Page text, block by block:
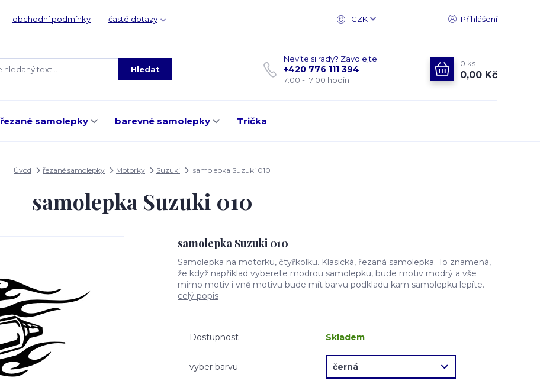
obchodní podmínky časté dotazy CZK Přihlášení
Hledat
Nevíte si rady? Zavolejte.
+420 776 111 394
7:00 - 17:00 hodin
0 ks
0,00 Kč
řezané samolepky barevné samolepky Trička
Úvod řezané samolepky Motorky Suzuki samolepka Suzuki 010
samolepka Suzuki 010
samolepka Suzuki 010
Samolepka na motorku, čtyřkolku. Klasická, řezaná samolepka. To znamená,
že když například vyberete modrou samolepku, bude motiv modrý a vše
mimo motiv i vně motivu bude mít barvu podkladu kam samolepku lepíte.
celý popis
Dostupnost Skladem
vyber barvu